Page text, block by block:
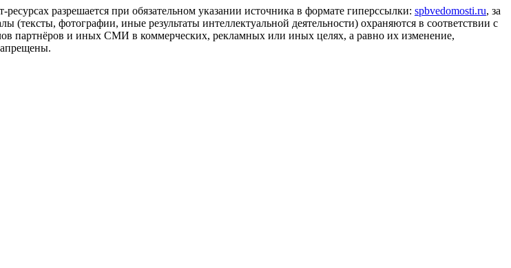
разрешается при обязательном указании источника в формате гиперссылки: spbvedomosti.ru, за
(тексты, фотографии, иные результаты интеллектуальной деятельности) охраняются в соответствии с
партнёров и иных СМИ в коммерческих, рекламных или иных целях, а равно их изменение,